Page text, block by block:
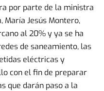
por parte de la ministra
María Jesús Montero,
al 20% y ya se ha
de saneamiento, las
eléctricas y
con el fin de preparar
que darán paso a la